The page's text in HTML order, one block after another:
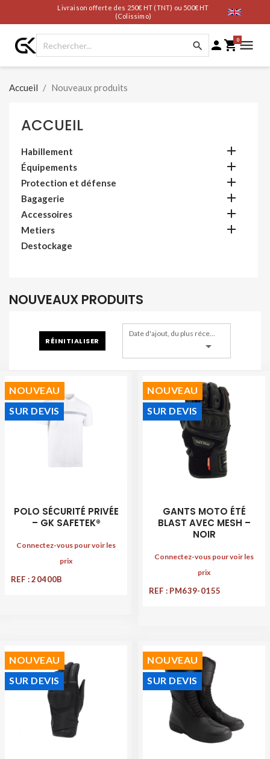
Livraison offerte des 250€ HT (TNT) ou 500€ HT
(Colissimo)
  0
Accueil Nouveaux produits
ACCUEIL
Habillement 
Équipements 
Protection et défense 
Bagagerie 
Accessoires 
Metiers 
Destockage
NOUVEAUX PRODUITS
RÉINITIALISER
Date d'ajout, du plus récent au plus ancien

POLO SÉCURITÉ PRIVÉE
– GK SAFETEK®
Connectez-vous pour voir les
prix
REF : 20400B
NOUVEAU
SUR DEVIS
GANTS MOTO ÉTÉ
BLAST AVEC MESH –
NOIR
Connectez-vous pour voir les
prix
REF : PM639-0155
NOUVEAU
SUR DEVIS
NOUVEAU
SUR DEVIS
NOUVEAU
SUR DEVIS